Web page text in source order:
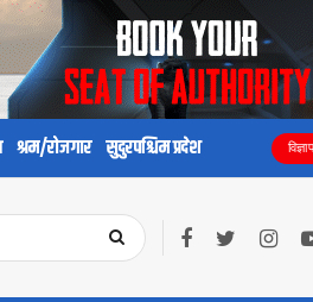
श्रम/रोजगार सुदुरपश्चिम प्रदेश